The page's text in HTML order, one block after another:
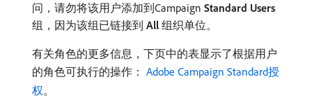
问，请勿将该用户添加到Campaign Standard Users
组，因为该组已链接到​ All ​组织单位。
有关角色的更多信息，下页中的表显示了根据用户
的角色可执行的操作： Adobe Campaign Standard授
权。